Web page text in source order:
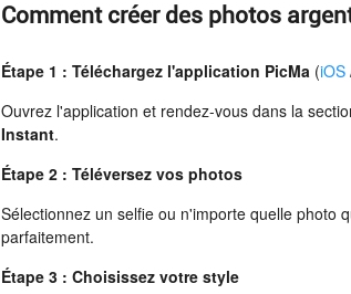
Comment créer des photos
Étape 1 : Téléchargez l'application PicMa (iOS
Ouvrez l'application et rendez-vous dans la
Instant.
Étape 2 : Téléversez vos photos
Sélectionnez un selfie ou n'importe quelle photo
parfaitement.
Étape 3 : Choisissez votre style